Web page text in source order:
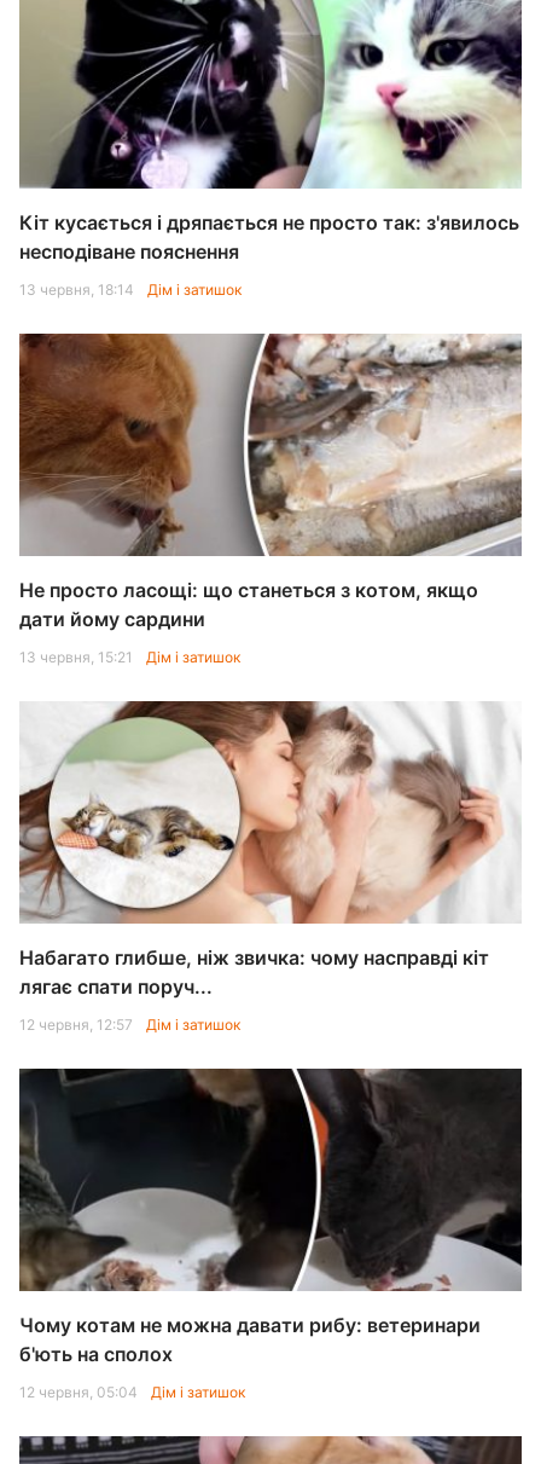
Кіт кусається і дряпається не просто так: з'явилось
несподіване пояснення
13 червня, 18:14 Дім і затишок
Не просто ласощі: що станеться з котом, якщо
дати йому сардини
13 червня, 15:21 Дім і затишок
Набагато глибше, ніж звичка: чому насправді кіт
лягає спати поруч...
12 червня, 12:57 Дім і затишок
Чому котам не можна давати рибу: ветеринари
б'ють на сполох
12 червня, 05:04 Дім і затишок